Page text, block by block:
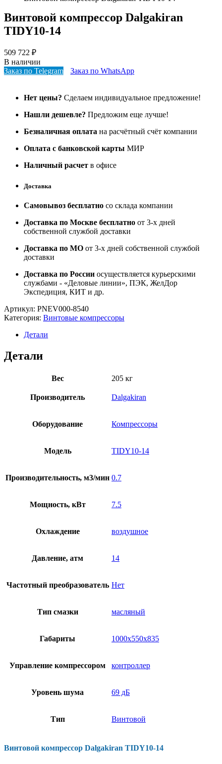
Винтовой компрессор Dalgakiran
TIDY10-14
509 722 ₽
В наличии
Заказ по Telegram
Заказ по WhatsApp
Нет цены? Сделаем индивидуальное предложение!
Нашли дешевле? Предложим еще лучше!
Безналичная оплата на расчётный счёт компании
Оплата с банковской карты МИР
Наличный расчет в офисе
Доставка
Самовывоз бесплатно со склада компании
Доставка по Москве бесплатно от 3-х дней
собственной службой доставки
Доставка по МО от 3-х дней собственной службой
доставки
Доставка по России осуществляется курьерскими
службами - «Деловые линии», ПЭК, ЖелДор
Экспедиция, КИТ и др.
Артикул: PNEV000-8540
Категория: Винтовые компрессоры
Детали
Детали
Вес 205 кг
Производитель Dalgakiran
Оборудование Компрессоры
Модель TIDY10-14
Производительность, м3/мин 0.7
Мощность, кВт 7.5
Охлаждение воздушное
Давление, атм 14
Частотный преобразователь Нет
Тип смазки масляный
Габариты 1000x550x835
Управление компрессором контроллер
Уровень шума 69 дБ
Тип Винтовой
Винтовой компрессор Dalgakiran TIDY10-14